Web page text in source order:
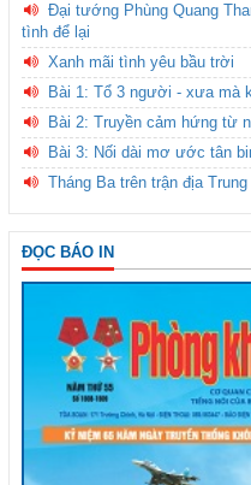
Đại tướng Phùng Quang
tình để lại
Xanh mãi tình yêu bầu trời
Bài 1: Tổ 3 người - xưa mà
Bài 2: Truyền cảm hứng từ
Bài 3: Nối dài mơ ước tân
Tháng Ba trên trận địa Trung
ĐỌC BÁO IN